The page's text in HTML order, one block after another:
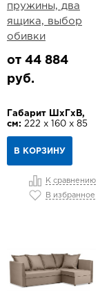
пружины, два
ящика, выбор
обивки
от 44 884
руб.
Габарит ШхГхВ,
см: 222 х 160 х 85
В КОРЗИНУ
К сравнению
В избранное